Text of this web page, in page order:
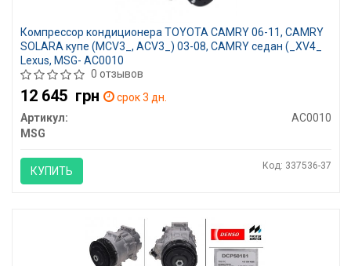
Компрессор кондиционера TOYOTA CAMRY 06-11, CAMRY
SOLARA купе (MCV3_, ACV3_) 03-08, CAMRY седан (_XV4_
Lexus, MSG- AC0010
0 отзывов
12 645 грн
срок 3 дн.
Артикул:
AC0010
MSG
КУПИТЬ Код: 337536-37